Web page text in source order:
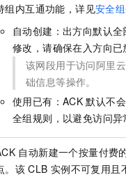
组内互通功能，详见安全
自动创建：出方向默认
修改，请确保在入方向已
该网段用于访问阿里
础信息等操作。
使用已有：ACK 默认不
全组规则，以避免访问
自动新建一个按量付费
。该 CLB 实例不可复用且